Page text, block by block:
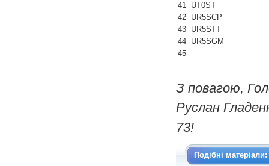
41 UT0ST
42 UR5SCP
43 UR5STT
44 UR5SGM
45
З повагою,
Руслан
73!
Подібні матеріали: